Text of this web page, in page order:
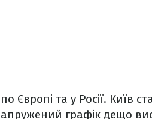
Європі та у Росії. Київ
графік дещо